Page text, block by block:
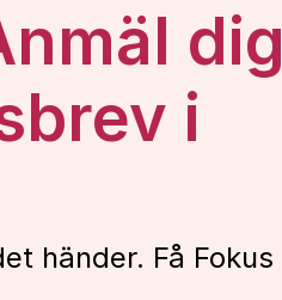
dig
i
händer. Få Fokus